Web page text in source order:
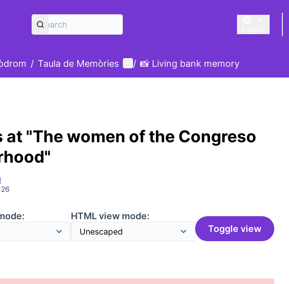
Triar la llengua
/ Taula de Memòries User menu
/ 📸 Living bank memory
at "The women of the Congreso
HTML view mode:
Toggle view